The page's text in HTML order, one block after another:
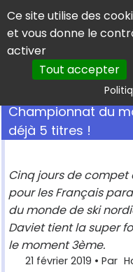
Panneau de gestion des
Ce site utilise des
et vous donne le
activer
Tout accepter
Championnat du
déjà 5 titres !
Cinq jours de
pour les Français
du monde de ski
Daviet tient la super
le moment 3ème.
21 février 2019 • Par